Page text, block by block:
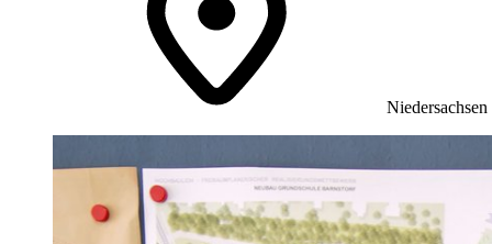
Niedersachsen